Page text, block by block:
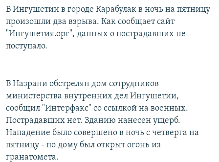
Вернутся
поиску
КЫРГЫЗЧА
ТОҶИКӢ
Все сайты РСЕ/РС
В Ингушетии в городе Карабулак в ночь на пятницу
произошли два взрыва. Как сообщает сайт
"Ингушетия.орг", данных о пострадавших не
поступало.
В Назрани обстрелян дом сотрудников
министерства внутренних дел Ингушетии,
сообщил "Интерфакс" со ссылкой на военных.
Пострадавших нет. Зданию нанесен ущерб.
Нападение было совершено в ночь с четверга на
пятницу - по дому был открыт огонь из
гранатомета.